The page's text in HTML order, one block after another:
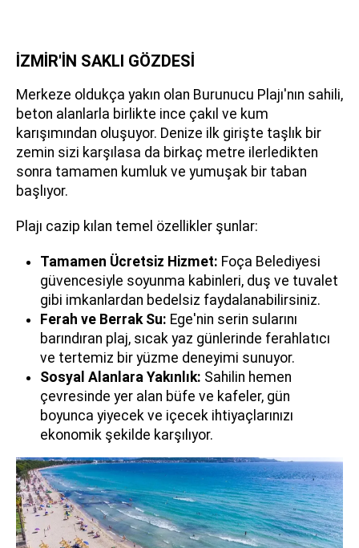
İZMİR'İN SAKLI GÖZDESİ
Merkeze oldukça yakın olan Burunucu Plajı'nın sahili,
beton alanlarla birlikte ince çakıl ve kum
karışımından oluşuyor. Denize ilk girişte taşlık bir
zemin sizi karşılasa da birkaç metre ilerledikten
sonra tamamen kumluk ve yumuşak bir taban
başlıyor.
Plajı cazip kılan temel özellikler şunlar:
Tamamen Ücretsiz Hizmet: Foça Belediyesi
güvencesiyle soyunma kabinleri, duş ve tuvalet
gibi imkanlardan bedelsiz faydalanabilirsiniz.
Ferah ve Berrak Su: Ege'nin serin sularını
barındıran plaj, sıcak yaz günlerinde ferahlatıcı
ve tertemiz bir yüzme deneyimi sunuyor.
Sosyal Alanlara Yakınlık: Sahilin hemen
çevresinde yer alan büfe ve kafeler, gün
boyunca yiyecek ve içecek ihtiyaçlarınızı
ekonomik şekilde karşılıyor.